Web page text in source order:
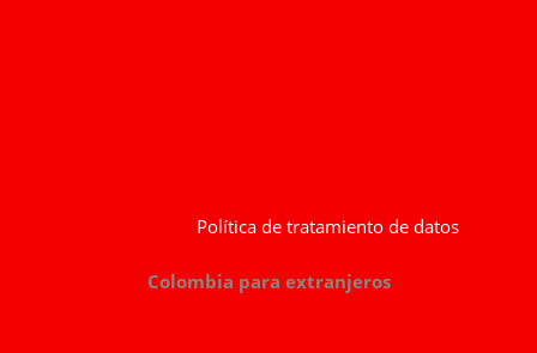
Política de tratamiento de datos
Colombia para extranjeros